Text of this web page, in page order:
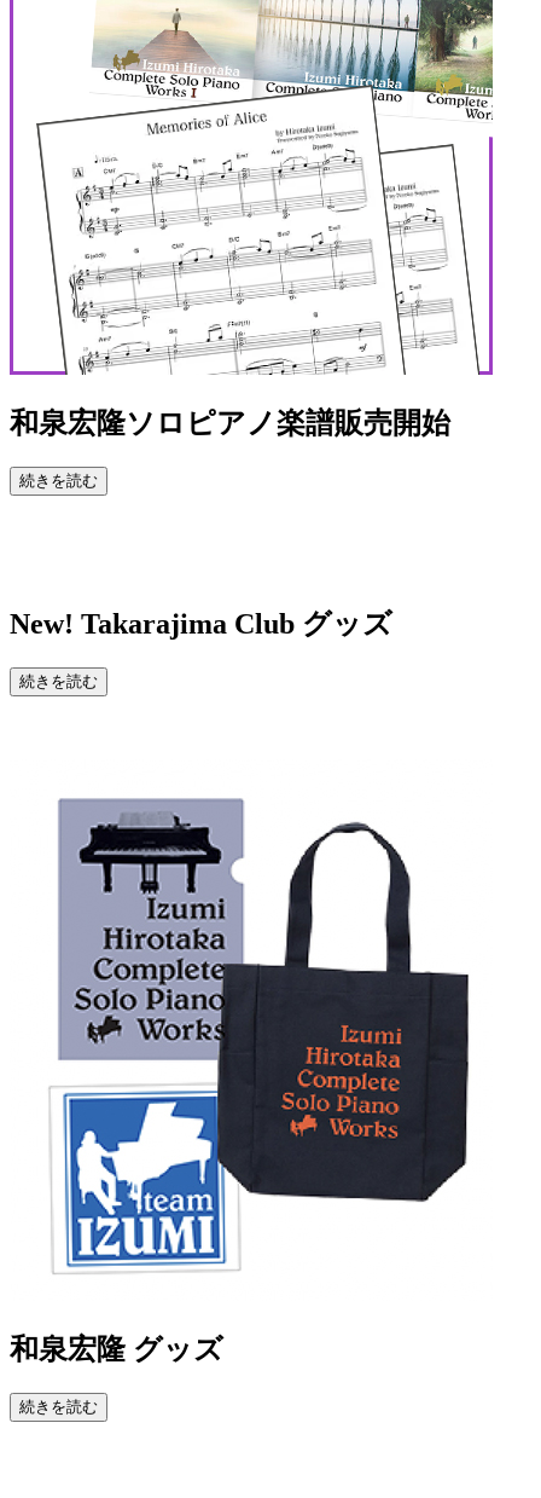
和泉宏隆ソロピアノ楽譜販売開始
続きを読む
New! Takarajima Club グッズ
続きを読む
和泉宏隆 グッズ
続きを読む